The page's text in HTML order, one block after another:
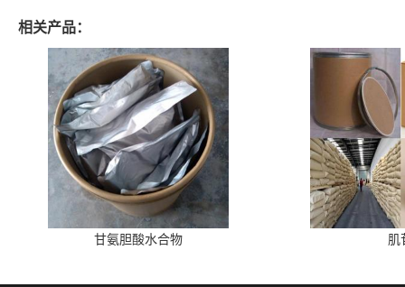
相关产品：
甘氨胆酸水合物 肌